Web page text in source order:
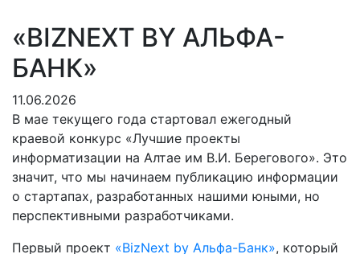
«BIZNEXT BY АЛЬФА-
БАНК»
11.06.2026
В мае текущего года стартовал ежегодный
краевой конкурс «Лучшие проекты
информатизации на Алтае им В.И. Берегового». Это
значит, что мы начинаем публикацию информации
о стартапах, разработанных нашими юными, но
перспективными разработчиками.
Первый проект «BizNext by Альфа-Банк», который